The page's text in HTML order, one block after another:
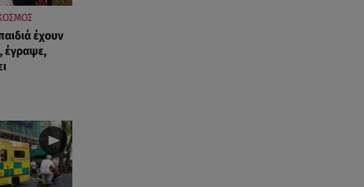
έχουν
έγραψε,